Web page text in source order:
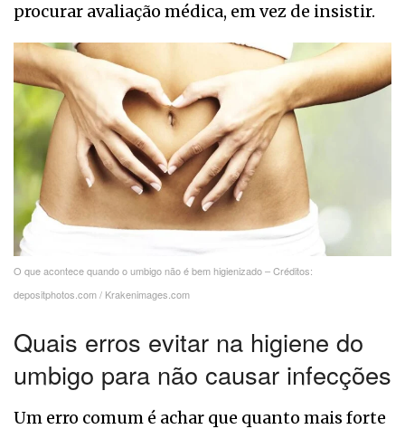
procurar avaliação médica, em vez de insistir.
O que acontece quando o umbigo não é bem higienizado – Créditos:
depositphotos.com / Krakenimages.com
Quais erros evitar na higiene do
umbigo para não causar infecções
Um erro comum é achar que quanto mais forte